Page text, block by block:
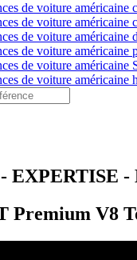
EXPERTISE
Premium V8